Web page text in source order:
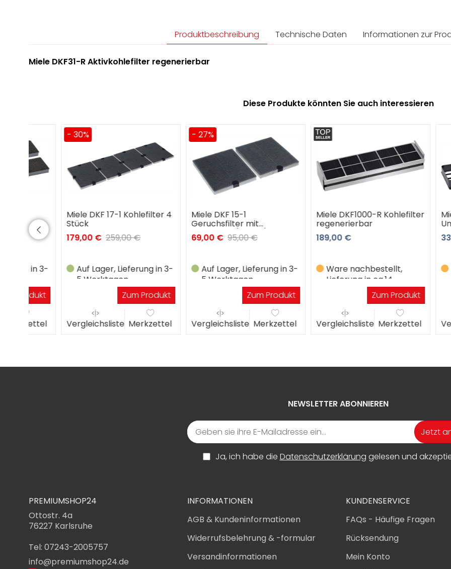
Produktbeschreibung Technische Daten Informationen zur
Miele DKF31-R Aktivkohlefilter regenerierbar
Diese Produkte könnten Sie auch interessieren
Miele DKF 17-1 Kohlefilter 4
Stück
179,00 € 259,00 €
Auf Lager, Lieferung in 3-
5 Werktagen
Zum Produkt
Vergleichsliste Merkzettel
Miele DKF 15-1
Geruchsfilter mit
Aktivkohle (2 Stck.)
95,00 €
Auf Lager, Lieferung in 3-
5 Werktagen
Zum Produkt
Vergleichsliste Merkzettel
Miele DKF1000-R Kohlefilter
regenerierbar
189,00 €
Ware nachbestellt,
Lieferung in ca.14
Werktagen
Zum Produkt
Vergleichsliste Merkzettel
Miele
339,00 €
Ware
NEWSLETTER ABONNIEREN
Jetzt
Ja, ich habe die Datenschutzerklärung gelesen und
PREMIUMSHOP24
Ottostr. 4a
76227 Karlsruhe
Tel: 07243-2005757
info@premiumshop24.de
INFORMATIONEN
AGB & Kundeninformationen
Widerrufsbelehrung & -formular
Versandinformationen
KUNDENSERVICE
FAQs - Häufige Fragen
Rücksendung
Mein Konto